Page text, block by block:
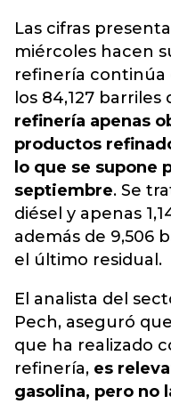
Las cifras
miércoles hacen
refinería continúa
los 84,127
refinería apenas
productos
lo que se supone
septiembre. Se
diésel y apenas
además de 9,506
el último residual.
El analista del
Pech, aseguró
que ha realizado
refinería, es
gasolina, pero no